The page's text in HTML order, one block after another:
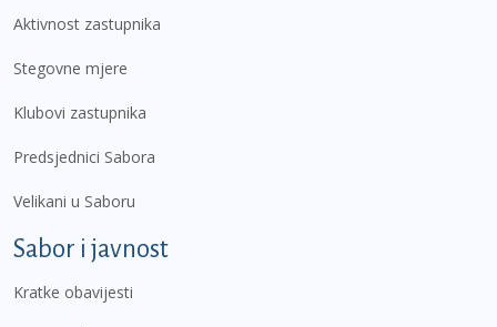
Aktivnost zastupnika
Stegovne mjere
Klubovi zastupnika
Predsjednici Sabora
Velikani u Saboru
Sabor i javnost
Kratke obavijesti